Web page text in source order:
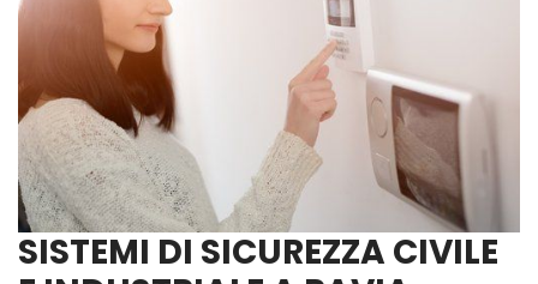
SISTEMI DI SICUREZZA CIVILE